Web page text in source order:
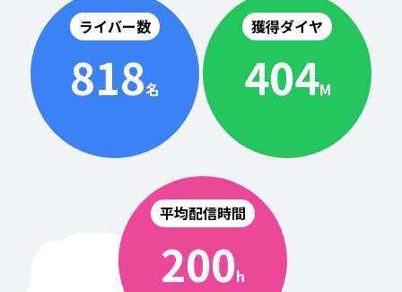
ライバー数
818名
獲得ダイヤ
404M
平均配信時間
200h